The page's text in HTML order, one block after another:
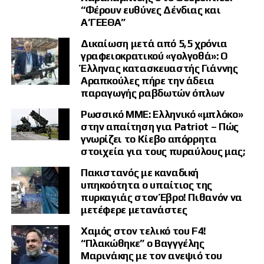
πρόσβαση στις παγκόσμιες αγορές.
Η Αίγυπτος διαθέτει ένα κρίσιμο πλεονέκτημα:
δυνατότητα επανεξαγωγής LNG και παράλληλα μια μεγάλη εγχώρια
αγορά που μπορεί να απορροφήσει ποσότητες αερίου.
Αυτό το πλέγμα υποδομών είναι που επιχειρεί να μετατρέψει το Κάιρο
σε κεντρικό ενεργειακό κόμβο της περιοχής.
ExxonMobil: «Πρότυπο
συνεργασίας στην Ανατολική
Μεσόγειο»
Ιδιαίτερα θετική εμφανίζεται και η ExxonMobil.
Ο πρόεδρος της ExxonMobil Egypt, Ντία Σουχάιλ, εξήρε τη συνεργασία
επισημαίνοντας ότι ο γρήγορος συντονισμός των εμπλεκομένων
πλευρών συνέβαλε στην αντιμετώπιση δυσκολιών και στην επιτάχυνση
των σχεδιασμών.
“Φέρουν ευθύνες Δένδιας και
Α’ΓΕΕΘΑ”
Δικαίωση μετά από 5,5 χρόνια
γραφειοκρατικού «γολγοθά»: Ο
Έλληνας κατασκευαστής Γιάννης
Αραπκούλες πήρε την άδεια
παραγωγής ραβδωτών όπλων
Ρωσσικό ΜΜΕ: Ελληνικό «μπλόκο»
στην απαίτηση για Patriot – Πώς
γνωρίζει το Κίεβο απόρρητα
στοιχεία για τους πυραύλους μας;
Πακιστανός με καναδική
υπηκοότητα ο υπαίτιος της
πυρκαγιάς στον Έβρο! Πιθανόν να
μετέφερε μετανάστες
Χαμός στον τελικό του F4!
“Πλακώθηκε” ο Βαγγγέλης
Μαρινάκης με τον ανεψιό του